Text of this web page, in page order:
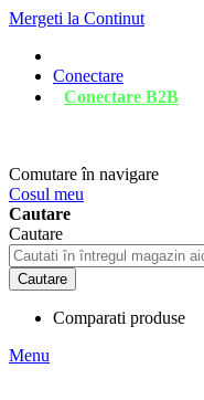
Mergeti la Continut
Conectare
Conectare B2B
Comutare în navigare
Cosul meu
Cautare
Cautare
Cautare
Comparati produse
Menu